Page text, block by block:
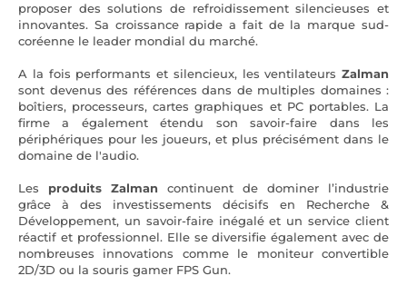
proposer des solutions de refroidissement silencieuses et
innovantes. Sa croissance rapide a fait de la marque sud-
coréenne le leader mondial du marché.
A la fois performants et silencieux, les ventilateurs Zalman
sont devenus des références dans de multiples domaines :
boîtiers, processeurs, cartes graphiques et PC portables. La
firme a également étendu son savoir-faire dans les
périphériques pour les joueurs, et plus précisément dans le
domaine de l'audio.
Les produits Zalman continuent de dominer l’industrie
grâce à des investissements décisifs en Recherche &
Développement, un savoir-faire inégalé et un service client
réactif et professionnel. Elle se diversifie également avec de
nombreuses innovations comme le moniteur convertible
2D/3D ou la souris gamer FPS Gun.